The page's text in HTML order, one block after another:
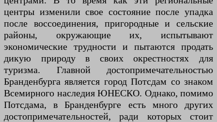
центры изменили свое состояние после упадка
после воссоединения, пригородные и сельские
районы, окружающие их, испытывают
экономические трудности и пытаются продать
дикую природу в своих окрестностях для
туризма. Главной достопримечательностью
Бранденбурга является город Потсдам со знаком
Всемирного наследия ЮНЕСКО. Однако, помимо
Потсдама, в Бранденбурге есть много других
достопримечательностей, ради которых стоит